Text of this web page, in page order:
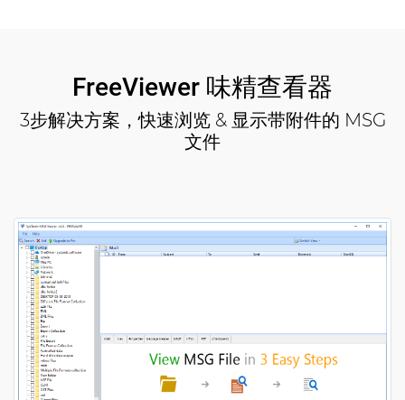
FreeViewer 味精查看器
3步解决方案，快速浏览 & 显示带附件的 MSG
文件